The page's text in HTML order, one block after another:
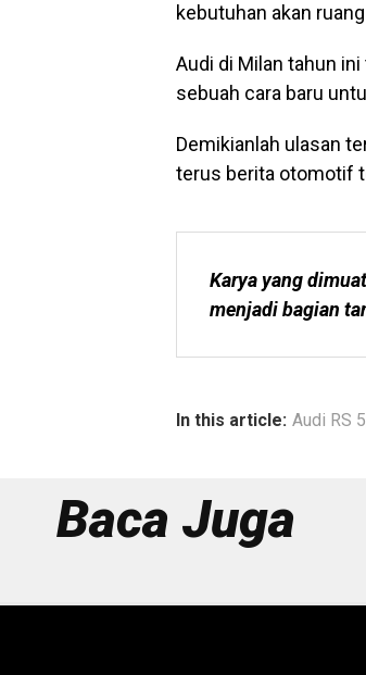
kebutuhan akan
Audi di Milan tahun
sebuah cara baru
Demikianlah ulasan
terus berita otomotif
Karya yang
menjadi bagian
In this article: Audi RS 5
Baca Juga